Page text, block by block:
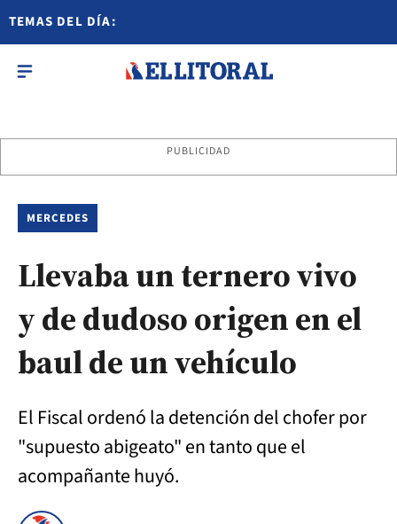
TEMAS DEL DÍA:
PUBLICIDAD
MERCEDES
Llevaba un ternero vivo
y de dudoso origen en el
baul de un vehículo
El Fiscal ordenó la detención del chofer por
"supuesto abigeato" en tanto que el
acompañante huyó.